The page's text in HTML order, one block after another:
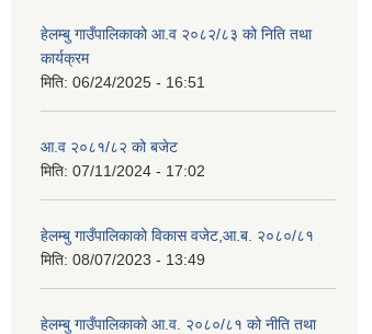
हेलम्बु गाउँपालिकाको आ.व २०८२/८३ को निति तथा
कार्यक्रम
मिति: 06/24/2025 - 16:51
आ.व २०८१/८२ को बजेट
मिति: 07/11/2024 - 17:02
हेलम्बु गाउँपालिकाको विकास वजेट,आ.ब. २०८०/८१
मिति: 08/07/2023 - 13:49
हेलम्बु गाउँपालिकाको आ.व. २०८०/८१ को नीति तथा